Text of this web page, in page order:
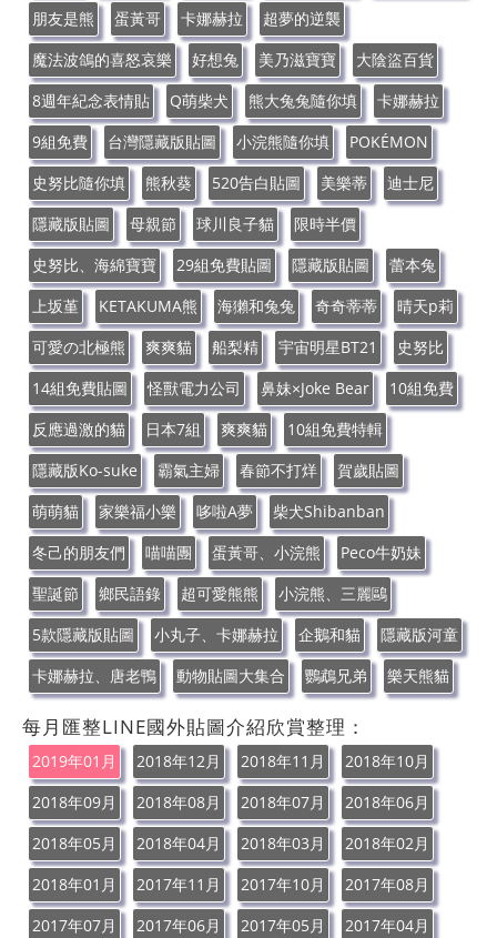
朋友是熊 蛋黃哥 卡娜赫拉
超夢的逆襲
魔法波鴿的喜怒哀樂
好想兔 美乃滋寶寶
大陰盜百貨
8週年紀念表情貼
Q萌柴犬 熊大兔兔隨你填
卡娜赫拉
9組免費
台灣隱藏版貼圖 小浣熊隨你填
POKÉMON
史努比隨你填
熊秋葵 520告白貼圖 美樂蒂
迪士尼
隱藏版貼圖
母親節 球川良子貓
限時半價
史努比、海綿寶寶
29組免費貼圖 隱藏版貼圖
蕾本兔
上坂堇
KETAKUMA熊 海獺和兔兔 奇奇蒂蒂
晴天p莉
可愛の北極熊
爽爽貓 船梨精 宇宙明星BT21
史努比
14組免費貼圖
怪獸電力公司 鼻妹×Joke Bear
10組免費
反應過激的貓
日本7組 爽爽貓
10組免費特輯
隱藏版Ko-suke
霸氣主婦 春節不打烊
賀歲貼圖
萌萌貓
家樂福小樂 哆啦A夢
柴犬Shibanban
冬己的朋友們
喵喵團 蛋黃哥、小浣熊
Peco牛奶妹
聖誕節
鄉民語錄 超可愛熊熊
小浣熊、三麗鷗
5款隱藏版貼圖
小丸子、卡娜赫拉 企鵝和貓
隱藏版河童
卡娜赫拉、唐老鴨
動物貼圖大集合 鸚鵡兄弟 樂天熊貓
每月匯整LINE國外貼圖介紹欣賞整理：
2019年01月 2018年12月 2018年11月
2018年10月
2018年09月
2018年08月 2018年07月
2018年06月
2018年05月
2018年04月 2018年03月
2018年02月
2018年01月
2017年11月 2017年10月
2017年08月
2017年07月
2017年06月 2017年05月
2017年04月